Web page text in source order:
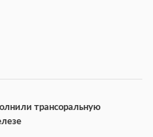
трансоральную